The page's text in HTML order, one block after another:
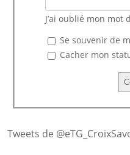
J’ai oublié mon mot
Se souvenir de
Cacher mon
Tweets de